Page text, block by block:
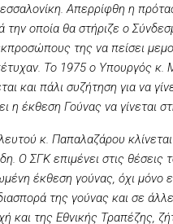
Απερρίφθη η
την οποία θα στήριζε ο
της να πείσει
Το 1975 ο Υπουργός κ.
και πάλι συζήτηση για να
η έκθεση Γούνας να γίνεται
κ. Παπαλαζάρου
Ο ΣΓΚ επιμένει στις θέσεις
έκθεση γούνας, όχι
της γούνας και σε
και της Εθνικής Τραπέζης,